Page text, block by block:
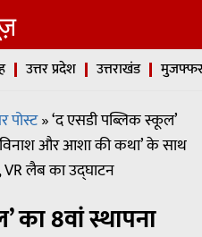
उत्तर प्रदेश उत्तराखंड
»‘द एसडी पब्लिक स्कूल’
विनाश और आशा की कथा’ के साथ
VR लैब का उद्घाटन
का 8वां स्थापना